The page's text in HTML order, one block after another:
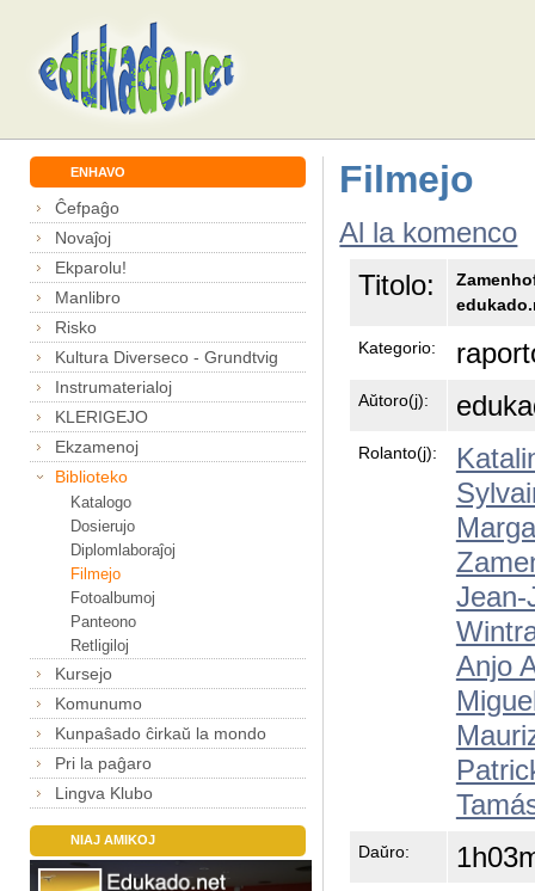
ENHAVO
Ĉefpaĝo
Novaĵoj
Ekparolu!
Manlibro
Risko
Kultura Diverseco - Grundtvig
Instrumaterialoj
KLERIGEJO
Ekzamenoj
Biblioteko
Katalogo
Dosierujo
Diplomlaboraĵoj
Filmejo
Fotoalbumoj
Panteono
Retligiloj
Kursejo
Komunumo
Kunpaŝado ĉirkaŭ la mondo
Pri la paĝaro
Lingva Klubo
NIAJ AMIKOJ
Filmejo
Al la komenco
Titolo:
Kategorio:
Aŭtoro(j):
Rolanto(j):
Jean-
Anjo
Daŭro: